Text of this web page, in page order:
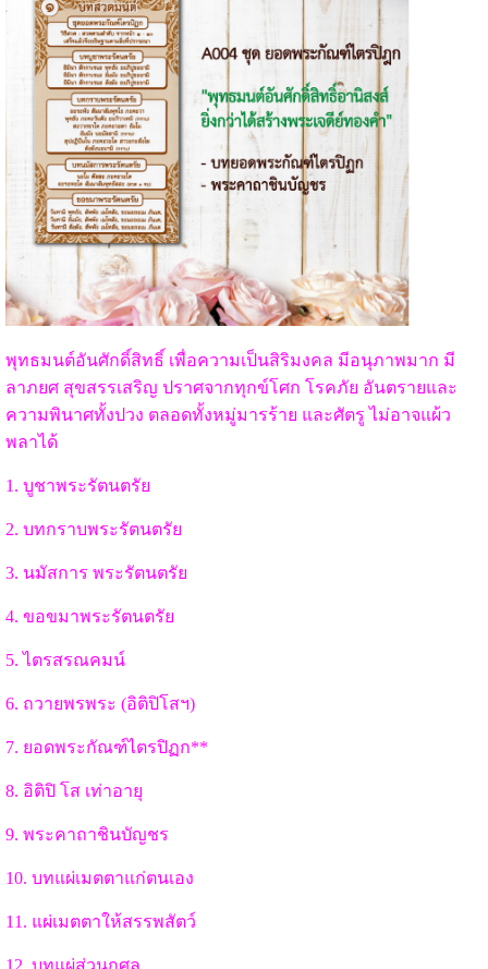
พุทธมนต์อันศักดิ์สิทธิ์ เพื่อความเป็นสิริมงคล มีอนุภาพมาก มี
ลาภยศ สุขสรรเสริญ ปราศจากทุกข์โศก โรคภัย อันตรายและ
ความพินาศทั้งปวง ตลอดทั้งหมู่มารร้าย และศัตรู ไม่อาจแผ้ว
พลาได้
1. บูชาพระรัตนตรัย
2. บทกราบพระรัตนตรัย
3. นมัสการ พระรัตนตรัย
4. ขอขมาพระรัตนตรัย
5. ไตรสรณคมน์
6. ถวายพรพระ (อิติปิโสฯ)
7. ยอดพระกัณฑ์ไตรปิฏก**
8. อิติปิ โส เท่าอายุ
9. พระคาถาชินบัญชร
10. บทแผ่เมตตาแก่ตนเอง
11. แผ่เมตตาให้สรรพสัตว์